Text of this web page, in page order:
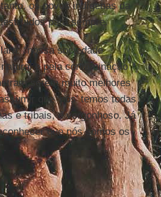
os povos indígenas da
para sempre.
“nossa sociedade
e pela contaminação
serem muito melhores
que ‘nós’ temos todas
e tribais, é vergonhoso. Já
que nós somos os